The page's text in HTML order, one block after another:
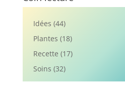
Idées (44)
Plantes (18)
Recette (17)
Soins (32)